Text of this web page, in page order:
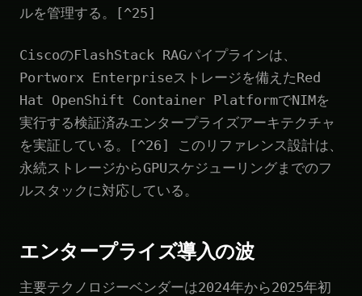
ルを管理する。[^25]
CiscoのFlashStack RAGパイプラインは、
Portworx Enterpriseストレージを備えたRed
Hat OpenShift Container PlatformでNIMを
実行する検証済みエンタープライズアーキテクチャ
を実証している。[^26] このリファレンス設計は、
永続ストレージからGPUスケジューリングまでのフ
ルスタックに対応している。
エンタープライズ導入の波
主要テクノロジーベンダーは2024年から2025年初